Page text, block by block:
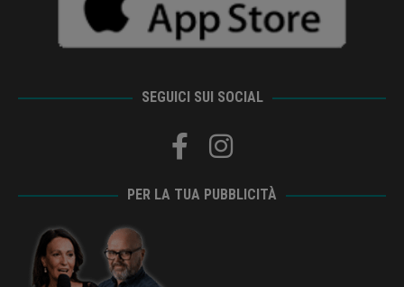
SEGUICI SUI SOCIAL
PER LA TUA PUBBLICITÀ